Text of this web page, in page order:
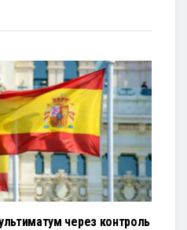
ультиматум через контроль